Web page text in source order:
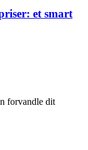
et smart